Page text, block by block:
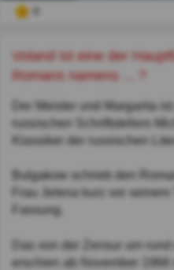
Voland ist eine der Hauptfuguren des bekannten
Romans namens ... ?
Der Meister und Margarita
russischen Schriftstellers
Klassiker der russischen
Bulgakow schrieb den
Frau Jelena kurz vor
Fassung.
Das von der Zensur um
erschien ab November 1966